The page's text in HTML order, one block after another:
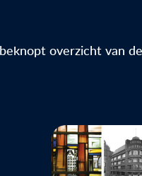
overzicht van